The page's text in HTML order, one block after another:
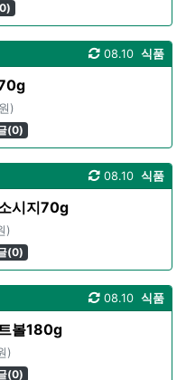
식품
08.10
)
(0)
식품
08.10
시지70g
)
(0)
식품
08.10
볼180g
)
(0)